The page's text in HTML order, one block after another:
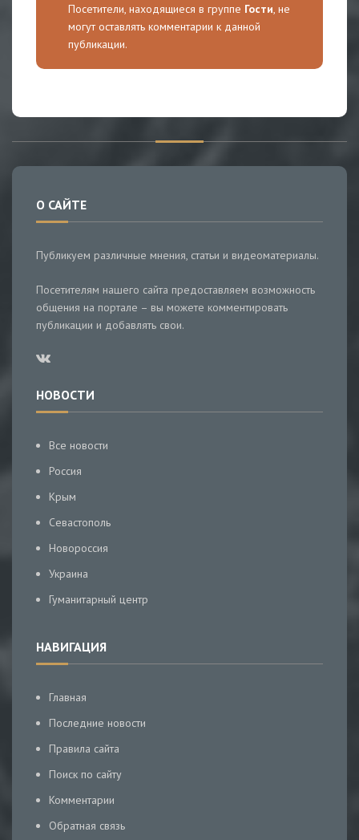
Посетители, находящиеся в группе Гости, не
могут оставлять комментарии к данной
публикации.
О САЙТЕ
Публикуем различные мнения, статьи и видеоматериалы.
Посетителям нашего сайта предоставляем возможность
общения на портале – вы можете комментировать
публикации и добавлять свои.
НОВОСТИ
Все новости
Россия
Крым
Севастополь
Новороссия
Украина
Гуманитарный центр
НАВИГАЦИЯ
Главная
Последние новости
Правила сайта
Поиск по сайту
Комментарии
Обратная связь